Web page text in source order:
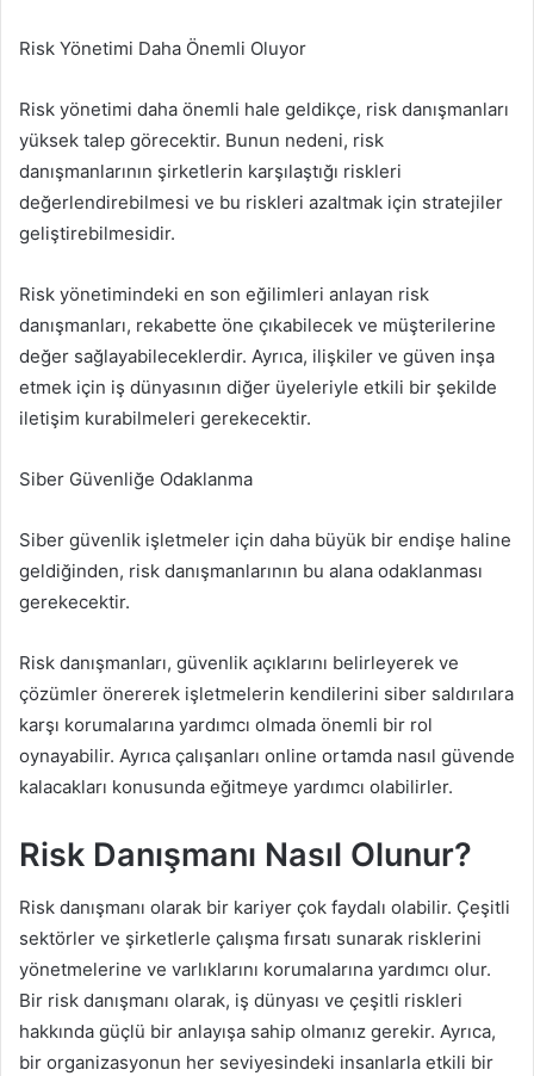
Risk Yönetimi Daha Önemli Oluyor
Risk yönetimi daha önemli hale geldikçe, risk danışmanları
yüksek talep görecektir. Bunun nedeni, risk
danışmanlarının şirketlerin karşılaştığı riskleri
değerlendirebilmesi ve bu riskleri azaltmak için stratejiler
geliştirebilmesidir.
Risk yönetimindeki en son eğilimleri anlayan risk
danışmanları, rekabette öne çıkabilecek ve müşterilerine
değer sağlayabileceklerdir. Ayrıca, ilişkiler ve güven inşa
etmek için iş dünyasının diğer üyeleriyle etkili bir şekilde
iletişim kurabilmeleri gerekecektir.
Siber Güvenliğe Odaklanma
Siber güvenlik işletmeler için daha büyük bir endişe haline
geldiğinden, risk danışmanlarının bu alana odaklanması
gerekecektir.
Risk danışmanları, güvenlik açıklarını belirleyerek ve
çözümler önererek işletmelerin kendilerini siber saldırılara
karşı korumalarına yardımcı olmada önemli bir rol
oynayabilir. Ayrıca çalışanları online ortamda nasıl güvende
kalacakları konusunda eğitmeye yardımcı olabilirler.
Risk Danışmanı Nasıl Olunur?
Risk danışmanı olarak bir kariyer çok faydalı olabilir. Çeşitli
sektörler ve şirketlerle çalışma fırsatı sunarak risklerini
yönetmelerine ve varlıklarını korumalarına yardımcı olur.
Bir risk danışmanı olarak, iş dünyası ve çeşitli riskleri
hakkında güçlü bir anlayışa sahip olmanız gerekir. Ayrıca,
bir organizasyonun her seviyesindeki insanlarla etkili bir